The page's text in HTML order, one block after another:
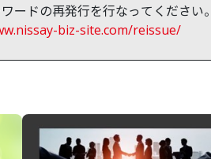
ードの再発行を行なってください。
biz-site.com/reissue/